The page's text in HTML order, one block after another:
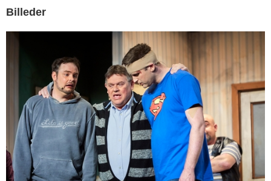
Billeder